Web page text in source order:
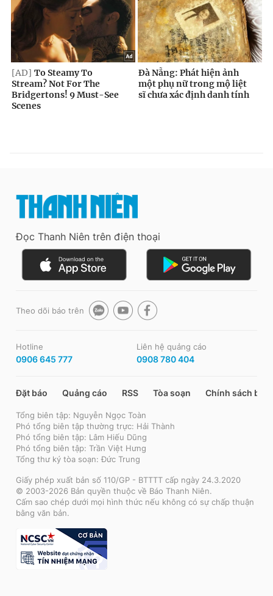
Đọc Thanh Niên trên điện thoại
Theo dõi báo trên
Hotline
0906 645 777
Liên hệ quảng cáo
0908 780 404
Đặt báo Quảng cáo RSS Tòa soạn Chính sách bảo
Tổng biên tập: Nguyễn Ngọc Toàn
Phó tổng biên tập thường trực: Hải Thành
Phó tổng biên tập: Lâm Hiếu Dũng
Phó tổng biên tập: Trần Việt Hưng
Tổng thư ký tòa soạn: Đức Trung
Giấy phép xuất bản số 110/GP - BTTTT cấp ngày 24.3.2020
© 2003-2026 Bản quyền thuộc về Báo Thanh Niên.
Cấm sao chép dưới mọi hình thức nếu không có sự chấp thuận
bằng văn bản.